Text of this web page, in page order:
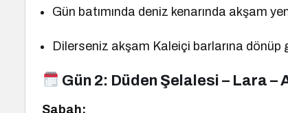
Gün batımında deniz kenarında akşam
Dilerseniz akşam Kaleiçi barlarına dönüp
Gün 2: Düden Şelalesi – Lara –
Sabah: